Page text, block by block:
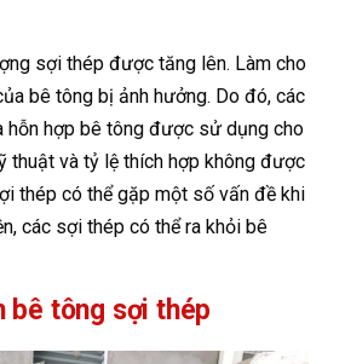
sợi thép được tăng lên. Làm cho
bê tông bị ảnh hưởng. Do đó, các
hỗn hợp bê tông được sử dụng cho
thuật và tỷ lệ thích hợp không được
thép có thể gặp một số vấn đề khi
các sợi thép có thể ra khỏi bê
bê tông sợi thép